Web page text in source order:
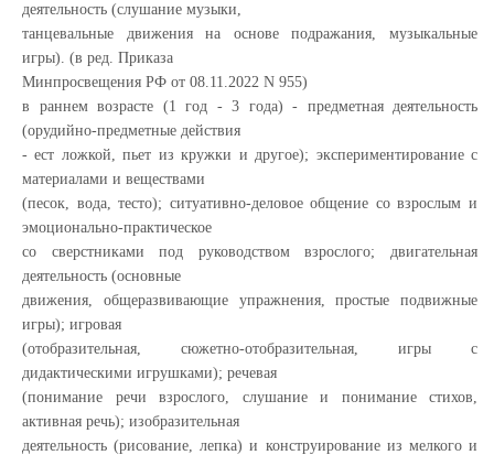
деятельность (слушание музыки,
танцевальные движения на основе подражания, музыкальные
игры). (в ред. Приказа
Минпросвещения РФ от 08.11.2022 N 955)
в раннем возрасте (1 год - 3 года) - предметная деятельность
(орудийно-предметные действия
- ест ложкой, пьет из кружки и другое); экспериментирование с
материалами и веществами
(песок, вода, тесто); ситуативно-деловое общение со взрослым и
эмоционально-практическое
со сверстниками под руководством взрослого; двигательная
деятельность (основные
движения, общеразвивающие упражнения, простые подвижные
игры); игровая
(отобразительная, сюжетно-отобразительная, игры с
дидактическими игрушками); речевая
(понимание речи взрослого, слушание и понимание стихов,
активная речь); изобразительная
деятельность (рисование, лепка) и конструирование из мелкого и